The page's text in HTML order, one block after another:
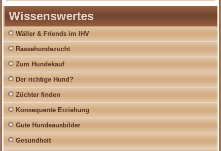
Wissenswertes
Wäller & Friends im IHV
Rassehundezucht
Zum Hundekauf
Der richtige Hund?
Züchter finden
Konsequente Erziehung
Gute Hundeausbilder
Gesundheit